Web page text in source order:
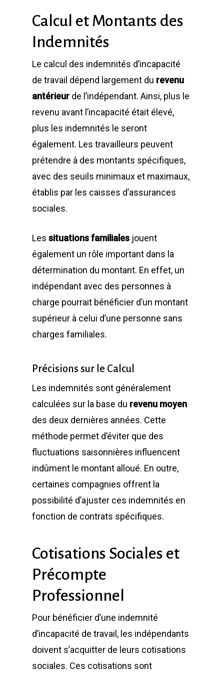
Calcul et Montants des
Indemnités
Le calcul des indemnités d’incapacité
de travail dépend largement du revenu
antérieur de l’indépendant. Ainsi, plus le
revenu avant l’incapacité était élevé,
plus les indemnités le seront
également. Les travailleurs peuvent
prétendre à des montants spécifiques,
avec des seuils minimaux et maximaux,
établis par les caisses d’assurances
sociales.
Les situations familiales jouent
également un rôle important dans la
détermination du montant. En effet, un
indépendant avec des personnes à
charge pourrait bénéficier d’un montant
supérieur à celui d’une personne sans
charges familiales.
Précisions sur le Calcul
Les indemnités sont généralement
calculées sur la base du revenu moyen
des deux dernières années. Cette
méthode permet d’éviter que des
fluctuations saisonnières influencent
indûment le montant alloué. En outre,
certaines compagnies offrent la
possibilité d’ajuster ces indemnités en
fonction de contrats spécifiques.
Cotisations Sociales et
Précompte
Professionnel
Pour bénéficier d’une indemnité
d’incapacité de travail, les indépendants
doivent s’acquitter de leurs cotisations
sociales. Ces cotisations sont